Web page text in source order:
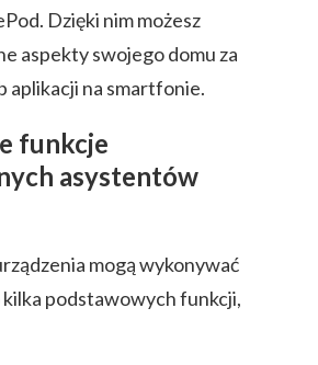
Dzięki nim możesz
aspekty swojego domu za
aplikacji na smartfonie.
funkcje
asystentów
mogą wykonywać
podstawowych funkcji,